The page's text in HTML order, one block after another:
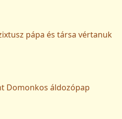
pápa és társa vértanuk
Domonkos áldozópap